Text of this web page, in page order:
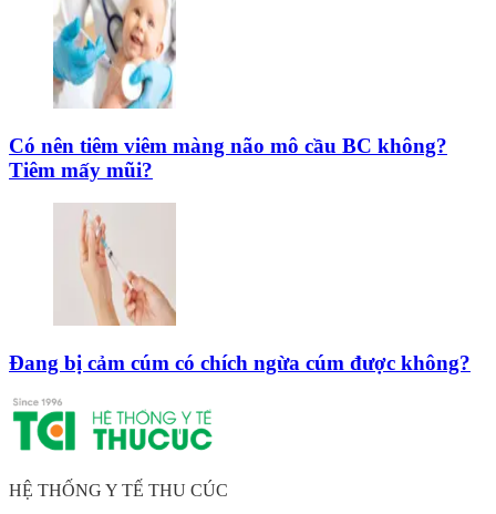
Có nên tiêm viêm màng não mô cầu BC không?
Tiêm mấy mũi?
Đang bị cảm cúm có chích ngừa cúm được không?
HỆ THỐNG Y TẾ THU CÚC